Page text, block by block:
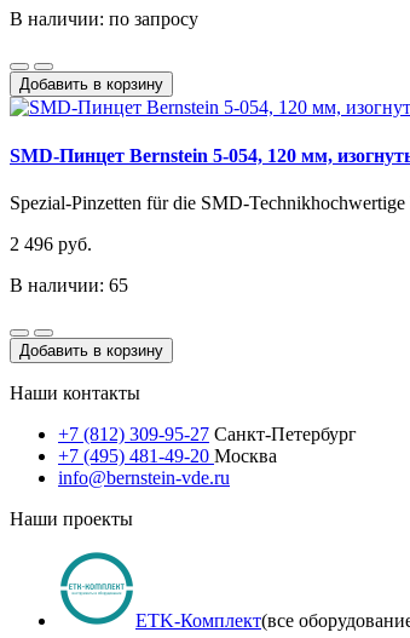
В наличии: по запросу
Добавить в корзину
SMD-Пинцет Bernstein 5-054, 120 мм,
Spezial-Pinzetten für die SMD-Technikhochwertige
2 496 руб.
В наличии: 65
Добавить в корзину
Наши контакты
+7 (812) 309-95-27 Санкт-Петербург
+7 (495) 481-49-20 Москва
info@bernstein-vde.ru
Наши проекты
ETK-Комплект(все